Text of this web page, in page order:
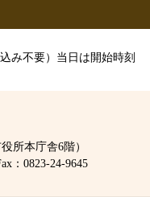
み不要）当日は開始時刻
所本庁舎6階）
：0823-24-9645